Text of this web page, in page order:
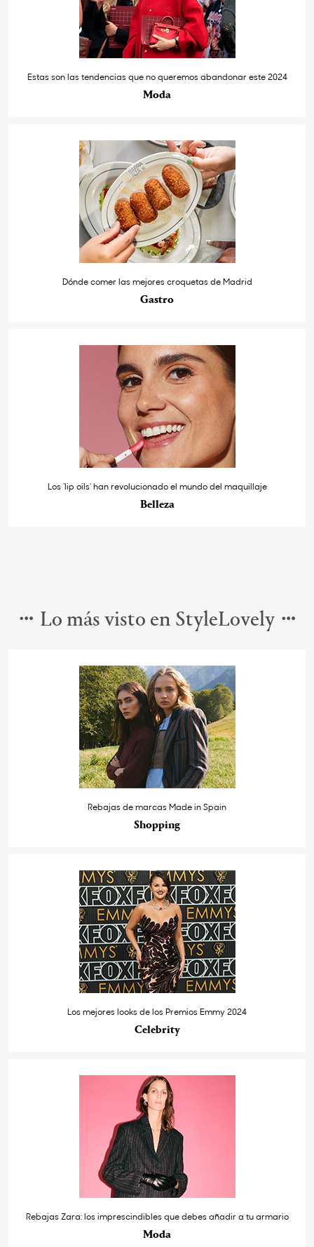
Estas son las tendencias que no queremos abandonar este 2024
Moda
Dónde comer las mejores croquetas de Madrid
Gastro
Los ‘lip oils’ han revolucionado el mundo del maquillaje
Belleza
Lo más visto en StyleLovely
Rebajas de marcas Made in Spain
Shopping
Los mejores looks de los Premios Emmy 2024
Celebrity
Rebajas Zara: los imprescindibles que debes añadir a tu armario
Moda